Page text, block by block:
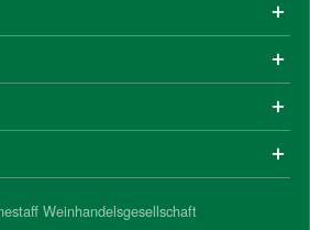
Weinhandelsgesellschaft